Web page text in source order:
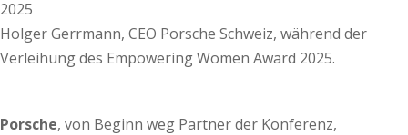
Holger Gerrmann, CEO Porsche Schweiz, während der
Verleihung des Empowering Women Award 2025.
Porsche, von Beginn weg Partner der Konferenz,